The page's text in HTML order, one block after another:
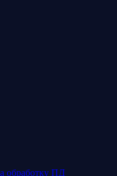
обработку ПД